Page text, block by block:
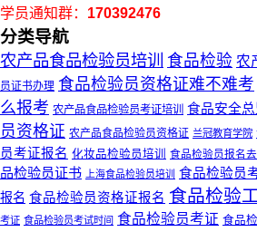
学员通知群： 170392476
分类导航
农产品食品检验员培训 食品检验 农
员证书办理 食品检验员资格证难不难考
么报考 农产品食品检验员考证培训 食品安全总
员资格证 农产品食品检验员资格证 兰冠教育学院
员考证报名 化妆品检验员培训 食品检验员报名
品检验员证书
上海食品检验员培训 食品检验员
报名 食品检验员资格证报名 食品检验
考证 食品检验员考试时间 食品检验员考证 食品